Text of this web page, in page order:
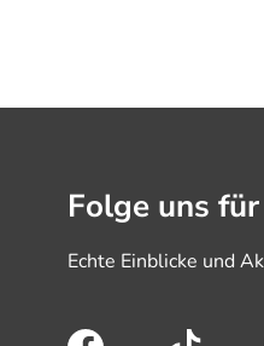
Folge uns
Echte Einblicke und